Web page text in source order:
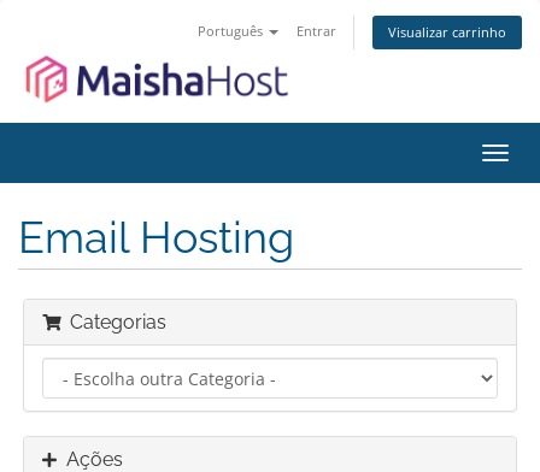
Português Entrar Visualizar carrinho
Email Hosting
Categorias
Ações